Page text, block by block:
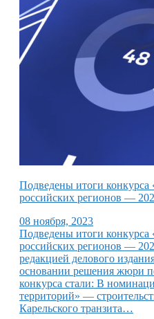
Подведены итоги
российских регионов —
08 ноября, 2023
Подведены итоги
российских регионов —
редакцией делового
основании решения жюри
конкурса стали: В
территорий» —
Карельского транзита…